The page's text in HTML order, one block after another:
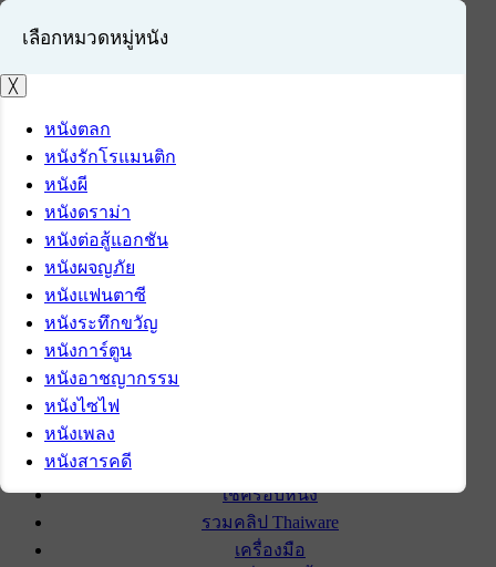
เข้าสู่ระบบ
สมัครสมาชิก
เช็ครอบหนัง
รวมคลิป Thaiware
เครื่องมือ
เลือกหมวดหมู่หนัง
╳
หนังตลก
หนังรักโรแมนติก
หนังผี
หนังดราม่า
หนังต่อสู้แอกชัน
หนังผจญภัย
หนังแฟนตาซี
หนังระทึกขวัญ
หนังการ์ตูน
หนังอาชญากรรม
หนังไซไฟ
หนังเพลง
หนังสารคดี